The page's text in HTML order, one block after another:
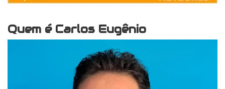
Quem é Carlos Eugênio